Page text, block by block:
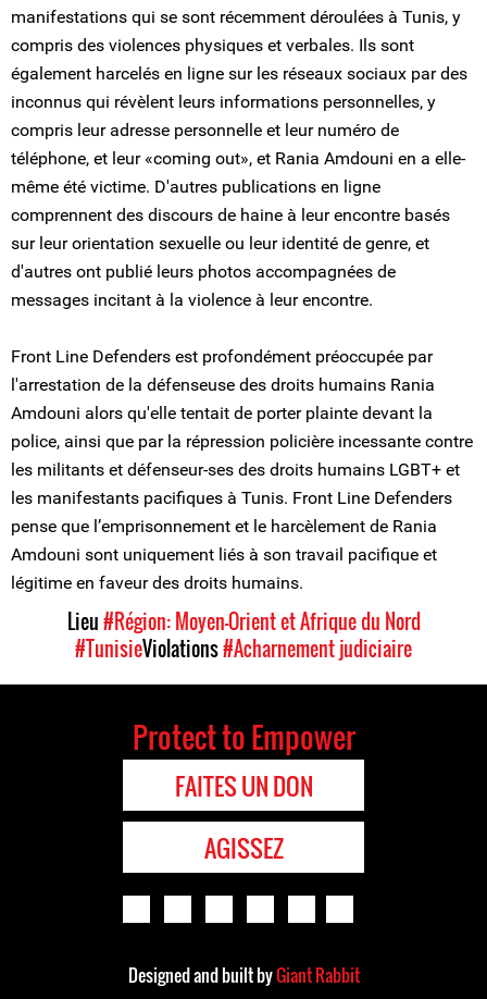
manifestations qui se sont récemment déroulées à Tunis, y
compris des violences physiques et verbales. Ils sont
également harcelés en ligne sur les réseaux sociaux par des
inconnus qui révèlent leurs informations personnelles, y
compris leur adresse personnelle et leur numéro de
téléphone, et leur «coming out», et Rania Amdouni en a elle-
même été victime. D'autres publications en ligne
comprennent des discours de haine à leur encontre basés
sur leur orientation sexuelle ou leur identité de genre, et
d'autres ont publié leurs photos accompagnées de
messages incitant à la violence à leur encontre.
Front Line Defenders est profondément préoccupée par
l'arrestation de la défenseuse des droits humains Rania
Amdouni alors qu'elle tentait de porter plainte devant la
police, ainsi que par la répression policière incessante contre
les militants et défenseur-ses des droits humains LGBT+ et
les manifestants pacifiques à Tunis. Front Line Defenders
pense que l’emprisonnement et le harcèlement de Rania
Amdouni sont uniquement liés à son travail pacifique et
légitime en faveur des droits humains.
Lieu#Région: Moyen-Orient et Afrique du Nord
#TunisieViolations#Acharnement judiciaire
Protect to Empower
FAITES UN DON
AGISSEZ
Designed and built byGiant Rabbit